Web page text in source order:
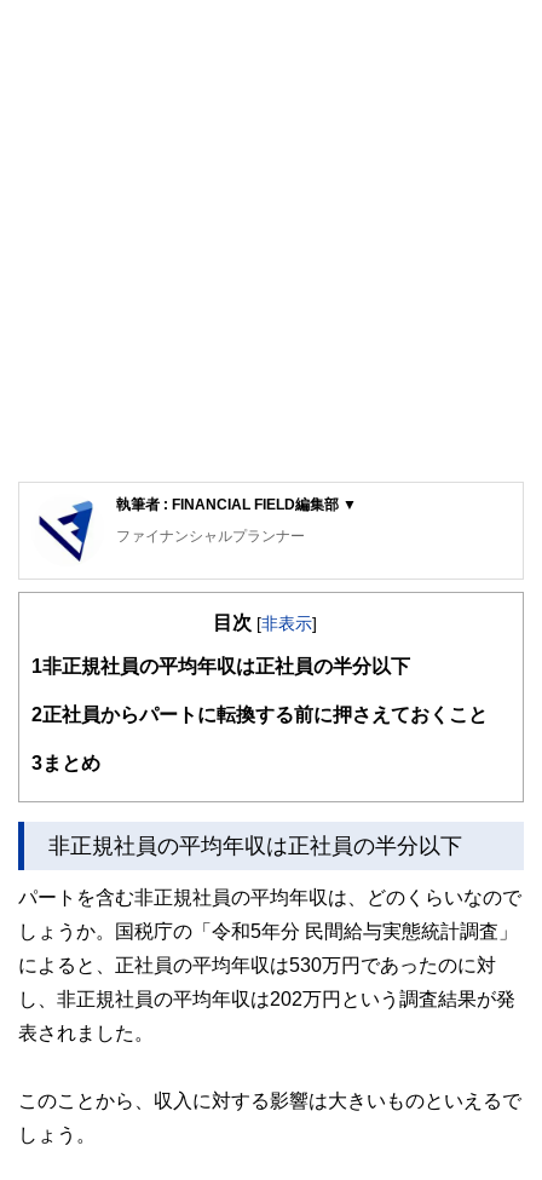
執筆者 : FINANCIAL FIELD編集部 ▼
ファイナンシャルプランナー
FinancialField編集部は、金融、経済に関する記事を、日々
知識がない方でも理解できるようわかりやすく発信していま
得者を中心に「お金や暮らし」に関する書籍・雑誌の編集経
験者で構成され、企画立案から記事掲載まですべての工程に
ドバイザー、DCプランナー、公認会計士、社会保険労務
士、行政書士、投資アナリスト、キャリアコンサルタントな
かしく感じられる年金や税金、相続、保険、ローンなどの話
をわかりやすく発信している点です。
このように編集経験豊富なメンバーと金融や経済に精通した
やすさはもちろんのこと、読み応えのあるコンテンツと確か
な情報発信を実現しています。
コンシェルジュを目指します。
目次 [非表示]
1 非正規社員の平均年収は正社員の半分以下
2正社員からパートに転換する前に押さえておくこと
3まとめ
非正規社員の平均年収は正社員の半分以下
パートを含む非正規社員の平均年収は、どのくらいなので
しょうか。国税庁の「令和5年分 民間給与実態統計調査」
によると、正社員の平均年収は530万円であったのに対
し、非正規社員の平均年収は202万円という調査結果が発
表されました。
このことから、収入に対する影響は大きいものといえるで
しょう。